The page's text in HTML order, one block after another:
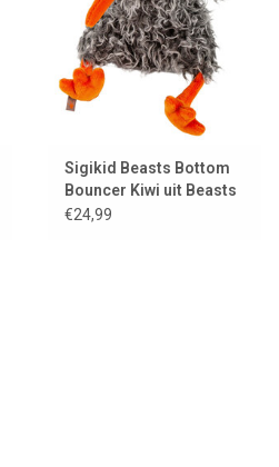
Sigikid Beasts Bottom
Bouncer Kiwi uit Beasts
Town
€24,99